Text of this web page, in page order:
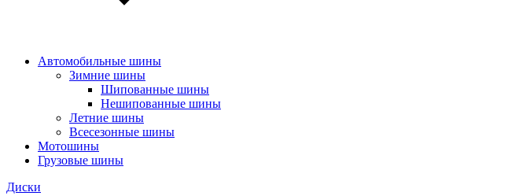
Автомобильные шины
Зимние шины
Шипованные шины
Нешипованные шины
Летние шины
Всесезонные шины
Мотошины
Грузовые шины
Диски